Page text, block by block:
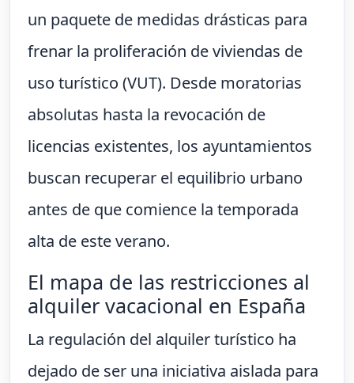
un paquete de medidas drásticas para
frenar la proliferación de viviendas de
uso turístico (VUT). Desde moratorias
absolutas hasta la revocación de
licencias existentes, los ayuntamientos
buscan recuperar el equilibrio urbano
antes de que comience la temporada
alta de este verano.
El mapa de las restricciones al
alquiler vacacional en España
La regulación del alquiler turístico ha
dejado de ser una iniciativa aislada para